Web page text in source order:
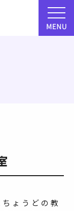
ょうどの教